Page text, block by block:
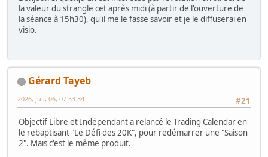
la valeur du strangle cet après midi (à partir de l'ouverture de
la séance à 15h30), qu'il me le fasse savoir et je le diffuserai en
visio.
Gérard Tayeb
#21
2026, Juil, 06, 07:53:34
Objectif Libre et Indépendant a relancé le Trading Calendar en
le rebaptisant "Le Défi des 20K", pour redémarrer une "Saison
2". Mais c'est le même produit.